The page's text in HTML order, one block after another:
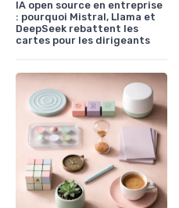
IA open source en entreprise
: pourquoi Mistral, Llama et
DeepSeek rebattent les
cartes pour les dirigeants